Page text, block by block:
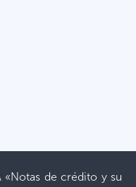
«Notas de crédito y su